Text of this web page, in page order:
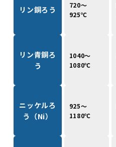
リン銅ろう
720～
925℃
リン青銅ろ
う
1040～
1080℃
ニッケルろ
う（Ni）
925～
1180℃